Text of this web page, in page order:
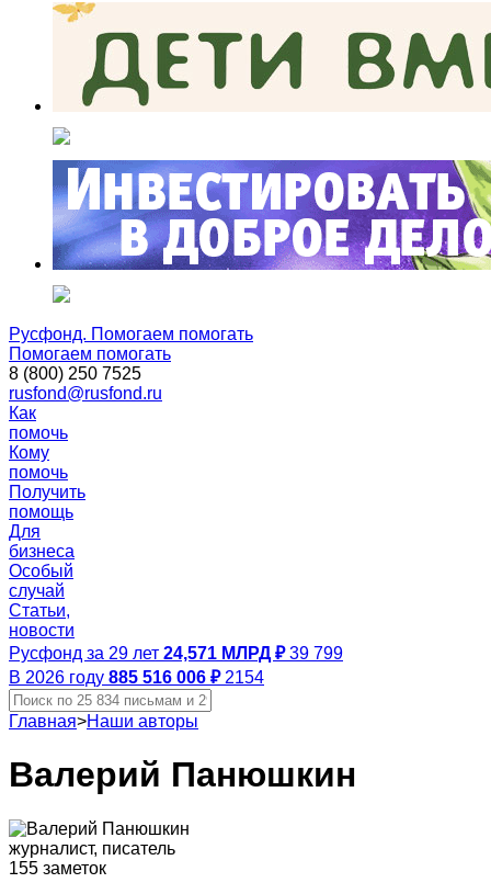
Русфонд. Помогаем помогать
Помогаем помогать
8 (800) 250 7525
rusfond@rusfond.ru
Как
помочь
Кому
помочь
Получить
помощь
Для
бизнеса
Особый
случай
Статьи,
новости
Русфонд за 29 лет 24,571 МЛРД ₽ 39 799
В 2026 году 885 516 006 ₽ 2154
Главная>Наши авторы
Валерий Панюшкин
журналист, писатель
155 заметок